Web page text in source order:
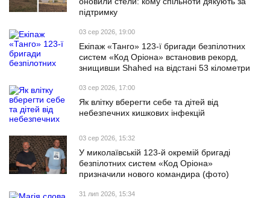
підтримку
03 сер 2026, 19:00
Екіпаж «Танго» 123-ї бригади безпілотних
систем «Код Оріона» встановив рекорд,
знищивши Shahed на відстані 53 кілометри
03 сер 2026, 17:00
Як влітку вберегти себе та дітей від
небезпечних кишкових інфекцій
03 сер 2026, 15:32
У миколаївській 123-й окремій бригаді
безпілотних систем «Код Оріона»
призначили нового командира (фото)
31 лип 2026, 15:34